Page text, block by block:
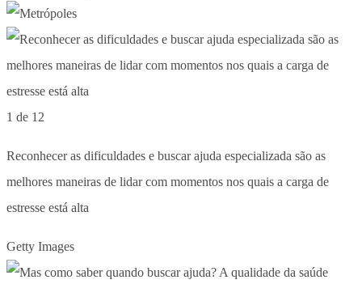
1 de 12
Reconhecer as dificuldades e buscar ajuda especializada são as
melhores maneiras de lidar com momentos nos quais a carga de
estresse está alta
Getty Images